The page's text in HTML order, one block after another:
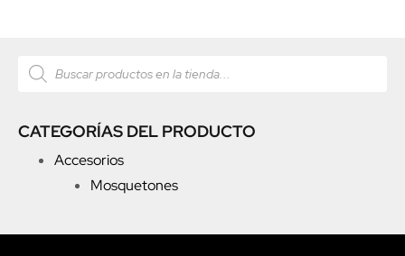
CATEGORÍAS DEL PRODUCTO
Accesorios
Mosquetones